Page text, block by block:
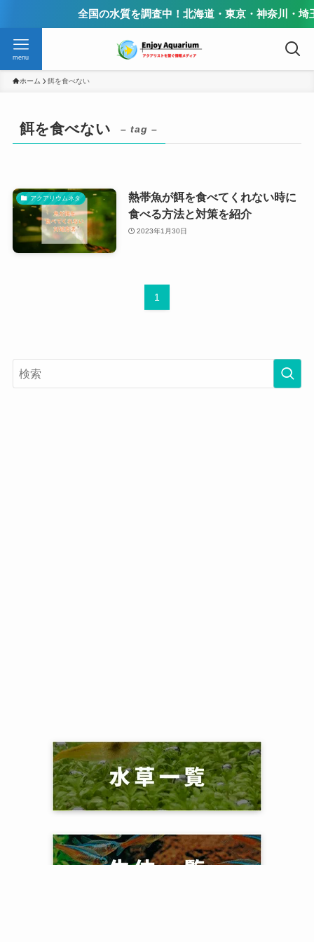
全国の水質を調査中！北海道・東京・神奈川・埼
menu
ホーム 餌を食べない
餌を食べない – tag –
アクアリウムネタ
熱帯魚が餌を食べてくれない時に
食べる方法と対策を紹介
2023年1月30日
1